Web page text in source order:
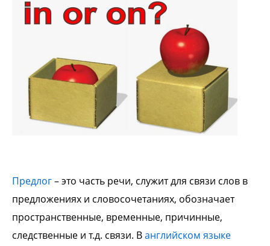
Предлог– это часть речи, служит для связи слов в
предложениях и словосочетаниях, обозначает
пространственные, временные, причинные,
следственные и т.д. связи. Ванглийском языке